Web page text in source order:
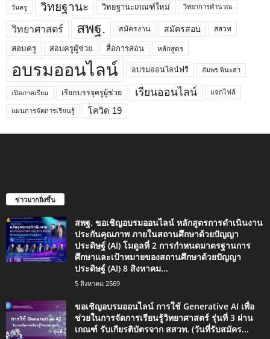
วันครู วิทยฐานะ วิทยฐานะเกณฑ์ใหม่ วิทยาการคำนวณ
วิทยาศาสตร์ สพฐ. สมัครงาน สมัครสอบ สสวท
สอบครู สอบครูผู้ช่วย สื่อการสอน หลักสูตร
อบรมออนไลน์ อบรมออนไลน์ฟรี อัมพร พินะสา
เปิดภาคเรียน เรียกบรรจุครูผู้ช่วย เรียนออนไลน์ แจกไฟล์
แผนการจัดการเรียนรู้ โควิด 19
ข่าวมากยิ่งขึ้น
สพฐ. ขอเชิญอบรมออนไลน์ หลักสูตรการดำเนินงาน
ประกันคุณภาพ ภายในสถานศึกษาด้วยปัญญา
ประดิษฐ์ (AI) โมดูลที่ 2 การกำหนดมาตรฐานการ
ศึกษาและเป้าหมายของสถานศึกษาด้วยปัญญา
ประดิษฐ์ (AI) 8 สิงหาคม...
5 สิงหาคม 2569
ขอเชิญอบรมออนไลน์ การใช้ Generative AI เพื่อ
ช่วยในการจัดการเรียนรู้วิทยาศาสตร์ รุ่นที่ 3 ผ่าน
เกณฑ์ รับเกียรติบัตรจาก สสวท. (วันที่รับสมัคร...